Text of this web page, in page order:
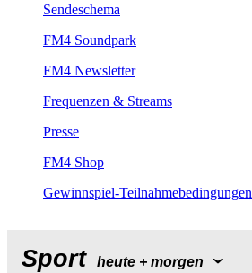
Sendeschema
FM4Soundpark
FM4Newsletter
Frequenzen&Streams
Presse
FM4Shop
Gewinnspiel-Teilnahmebedingungen
Sport heute+morgen